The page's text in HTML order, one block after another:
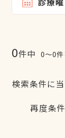
0件中 0〜0
検索条件に
再度条